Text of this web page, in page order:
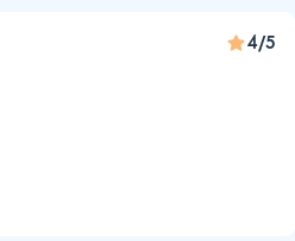
4/5